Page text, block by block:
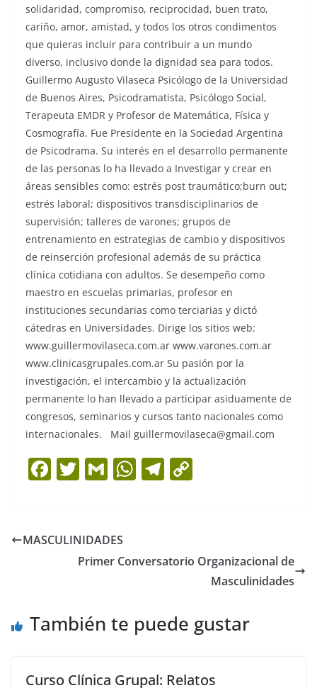
solidaridad, compromiso, reciprocidad, buen trato,
cariño, amor, amistad, y todos los otros condimentos
que quieras incluir para contribuir a un mundo
diverso, inclusivo donde la dignidad sea para todos.
Guillermo Augusto Vilaseca Psicólogo de la Universidad
de Buenos Aires, Psicodramatista, Psicólogo Social,
Terapeuta EMDR y Profesor de Matemática, Física y
Cosmografía. Fue Presidente en la Sociedad Argentina
de Psicodrama. Su interés en el desarrollo permanente
de las personas lo ha llevado a Investigar y crear en
áreas sensibles como: estrés post traumático;burn out;
estrés laboral; dispositivos transdisciplinarios de
supervisión; talleres de varones; grupos de
entrenamiento en estrategias de cambio y dispositivos
de reinserción profesional además de su práctica
clínica cotidiana con adultos. Se desempeño como
maestro en escuelas primarias, profesor en
instituciones secundarias como terciarias y dictó
cátedras en Universidades. Dirige los sitios web:
www.guillermovilaseca.com.ar www.varones.com.ar
www.clinicasgrupales.com.ar Su pasión por la
investigación, el intercambio y la actualización
permanente lo han llevado a participar asiduamente de
congresos, seminarios y cursos tanto nacionales como
internacionales. Mail guillermovilaseca@gmail.com
F
e
k
T
er
G
l
W
A
T
a Li
MASCULINIDADES
Primer Conversatorio Organizacional de
Masculinidades
También te puede gustar
Curso Clínica Grupal: Relatos